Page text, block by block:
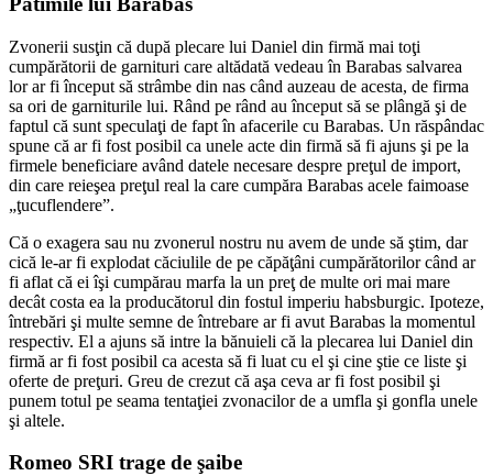
Zvonerii susţin că după plecare lui Daniel din firmă mai toţi
cumpărătorii de garnituri care altădată vedeau în Barabas salvarea
lor ar fi început să strâmbe din nas când auzeau de acesta, de firma
sa ori de garniturile lui. Rând pe rând au început să se plângă şi de
faptul că sunt speculaţi de fapt în afacerile cu Barabas. Un răspândac
spune că ar fi fost posibil ca unele acte din firmă să fi ajuns şi pe la
firmele beneficiare având datele necesare despre preţul de import,
din care reieşea preţul real la care cumpăra Barabas acele faimoase
„ţucuflendere”.
Că o exagera sau nu zvonerul nostru nu avem de unde să ştim, dar
cică le-ar fi explodat căciulile de pe căpăţâni cumpărătorilor când ar
fi aflat că ei îşi cumpărau marfa la un preţ de multe ori mai mare
decât costa ea la producătorul din fostul imperiu habsburgic. Ipoteze,
întrebări şi multe semne de întrebare ar fi avut Barabas la momentul
respectiv. El a ajuns să intre la bănuieli că la plecarea lui Daniel din
firmă ar fi fost posibil ca acesta să fi luat cu el şi cine ştie ce liste şi
oferte de preţuri. Greu de crezut că aşa ceva ar fi fost posibil şi
punem totul pe seama tentaţiei zvonacilor de a umfla şi gonfla unele
şi altele.
Romeo SRI trage de şaibe